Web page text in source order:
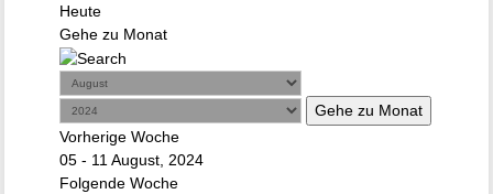
Heute
Gehe zu Monat
Gehe zu Monat
Vorherige Woche
05 - 11 August, 2024
Folgende Woche